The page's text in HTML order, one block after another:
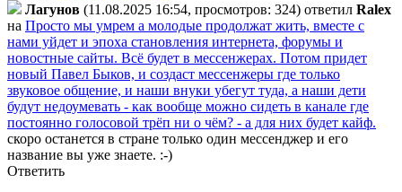
Лaгyнoв (11.08.2025 16:54, просмотров: 324) ответил Ralex
на Просто мы умрем а молодые продолжат жить, вместе с
нами уйдет и эпоха становления интернета, форумы и
новостные сайты. Всё будет в мессенжерах. Потом придет
новый Павел Быков, и создаст мессенжеры где только
звуковое общение, и наши внуки убегут туда, а наши дети
будут недоумевать - как вообще можно сидеть в канале где
постоянно голосовой трёп ни о чём? - а для них будет кайф.
скоро останется в стране только один мессенджер и его
название вы уже знаете. :-)
Ответить